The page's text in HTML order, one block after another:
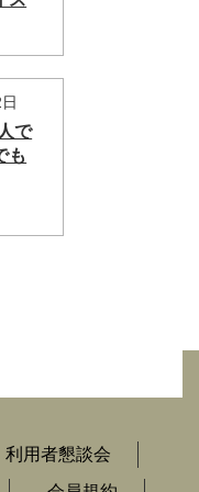
で
も
利用者懇談会